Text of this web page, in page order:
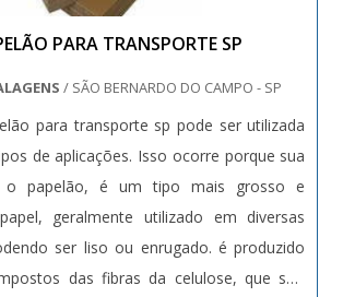
PARA TRANSPORTE SP
/ SÃO BERNARDO DO CAMPO - SP
para transporte sp pode ser utilizada
de aplicações. Isso ocorre porque sua
o papelão, é um tipo mais grosso e
geralmente utilizado em diversas
ser liso ou enrugado. é produzido
das fibras da celulose, que são